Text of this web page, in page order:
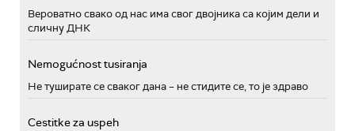
Вероватно свако од нас има свог двојника са којим дели и
сличну ДНК
Nemogućnost tusiranja
Не туширате се сваког дана – не стидите се, то је здраво
Cestitke za uspeh